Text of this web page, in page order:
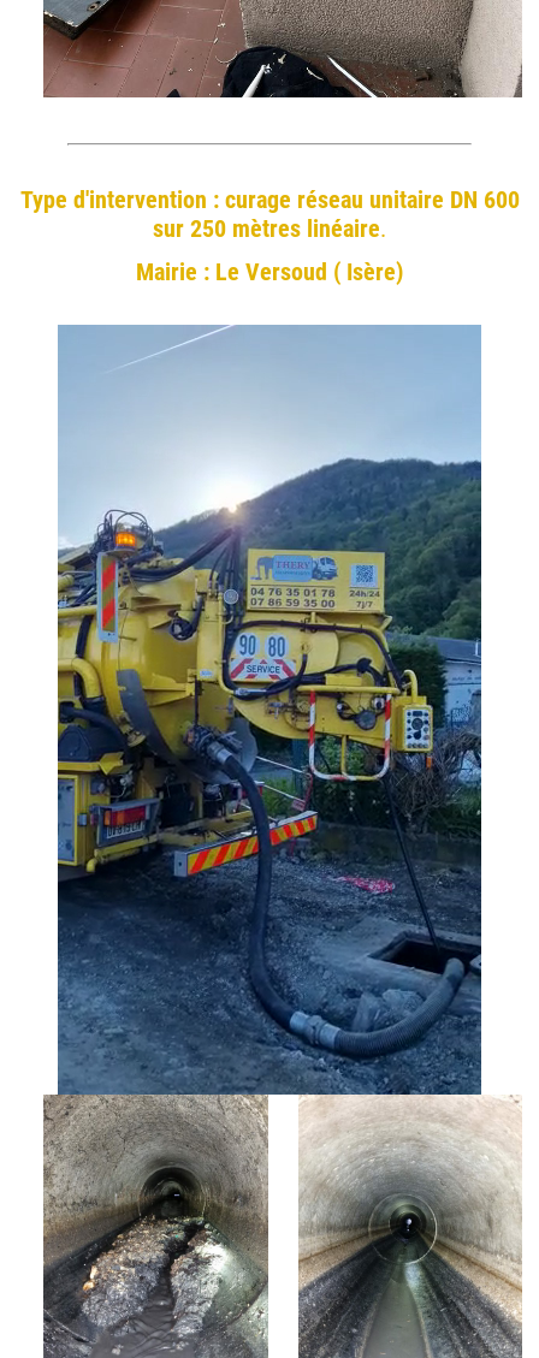
Type d'intervention : curage réseau unitaire DN 600
sur 250 mètres linéaire.
Mairie : Le Versoud ( Isère)